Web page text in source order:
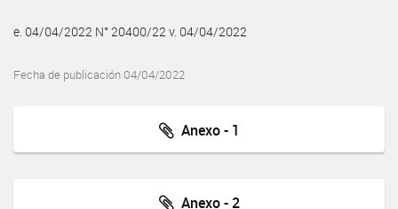
e. 04/04/2022 N° 20400/22 v. 04/04/2022
Fecha de publicación 04/04/2022
Anexo - 1
Anexo - 2